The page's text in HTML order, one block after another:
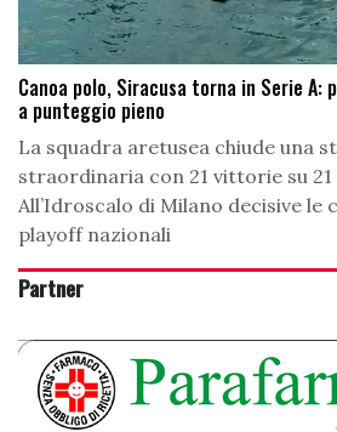
Canoa polo, Siracusa torna in Serie A:
a punteggio pieno
La squadra aretusea chiude una
straordinaria con 21 vittorie su
All’Idroscalo di Milano decisive le
playoff nazionali
Partner